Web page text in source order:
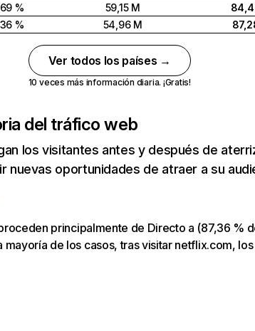
% 59,15 M
% 54,96 M
Ver todos los países →
10 veces más información diaria. ¡Gratis!
del tráfico web
los visitantes antes y después de
nuevas oportunidades de atraer a su
principalmente de Directo a (87,36 %
mayoría de los casos, tras visitar netflix.com,